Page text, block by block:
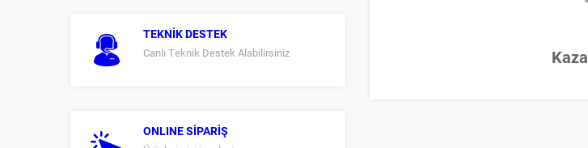
TEKNİK DESTEK
Canlı Teknik Destek Alabilirsiniz
ONLINE SİPARİŞ